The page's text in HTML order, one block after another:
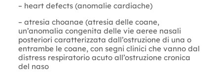
– heart defects (anomalie cardiache)
– atresia choanae (atresia delle coane,
un’anomalia congenita delle vie aeree nasali
posteriori caratterizzata dall’ostruzione di una o
entrambe le coane, con segni clinici che vanno dal
distress respiratorio acuto all’ostruzione cronica
del naso